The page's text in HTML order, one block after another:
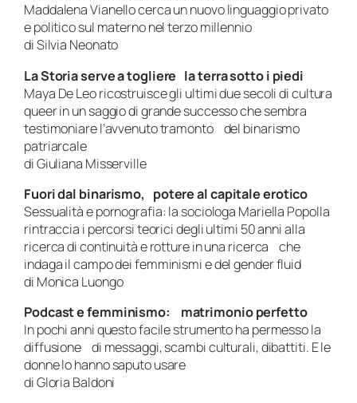
Maddalena Vianello cerca un nuovo linguaggio privato
e politico sul materno nel terzo millennio
di Silvia Neonato
La Storia serve a togliere la terra sotto i piedi
Maya De Leo ricostruisce gli ultimi due secoli di cultura
queer in un saggio di grande successo che sembra
testimoniare l’avvenuto tramonto del binarismo
patriarcale
di Giuliana Misserville
Fuori dal binarismo, potere al capitale erotico
Sessualità e pornografia: la sociologa Mariella Popolla
rintraccia i percorsi teorici degli ultimi 50 anni alla
ricerca di continuità e rotture in una ricerca che
indaga il campo dei femminismi e del gender fluid
di Monica Luongo
Podcast e femminismo: matrimonio perfetto
In pochi anni questo facile strumento ha permesso la
diffusione di messaggi, scambi culturali, dibattiti. E le
donne lo hanno saputo usare
di Gloria Baldoni